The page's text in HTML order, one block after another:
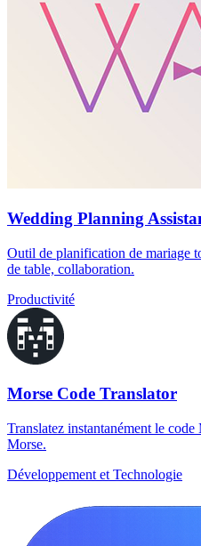
Wedding Planning
Outil de planification de mariage
de table, collaboration.
Productivité
Morse Code Translator
Translatez instantanément le
Morse.
Développement et Technologie